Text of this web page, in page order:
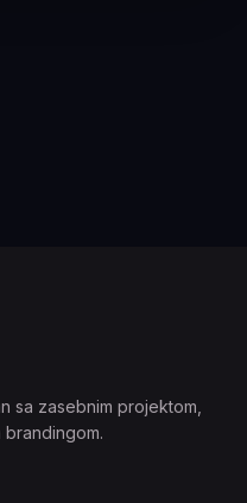
sa zasebnim projektom,
brandingom.